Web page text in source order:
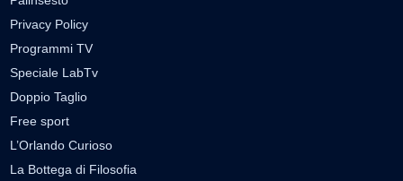
Privacy Policy
Programmi TV
Speciale LabTv
Doppio Taglio
Free sport
L’Orlando Curioso
La Bottega di Filosofia